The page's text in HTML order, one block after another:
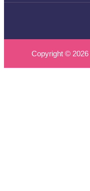
Copyright © 2026